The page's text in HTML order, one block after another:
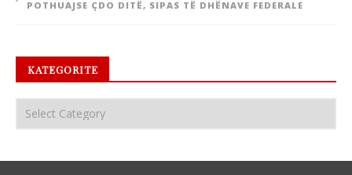
POTHUAJSE ÇDO DITË, SIPAS TË DHËNAVE FEDERALE
KATEGORITE